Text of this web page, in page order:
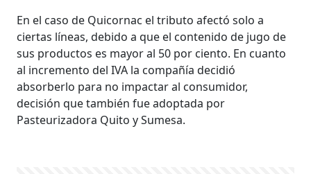
En el caso de Quicornac el tributo afectó solo a
ciertas líneas, debido a que el contenido de jugo de
sus productos es mayor al 50 por ciento. En cuanto
al incremento del IVA la compañía decidió
absorberlo para no impactar al consumidor,
decisión que también fue adoptada por
Pasteurizadora Quito y Sumesa.